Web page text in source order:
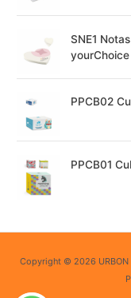
SNE1
yourChoice
PPCB02
PPCB01
Copyright © 2026 URBON